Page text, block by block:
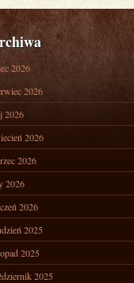
2026
2026
2026
2026
2026
2026
2026
2025
2025
2025